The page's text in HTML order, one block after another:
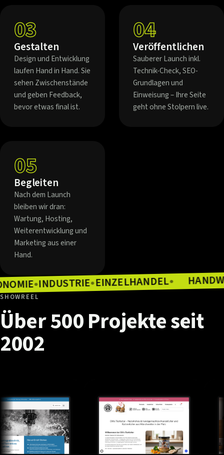
03
Gestalten
Design und Entwicklung
laufen Hand in Hand. Sie
sehen Zwischenstände
und geben Feedback,
bevor etwas final ist.
04
Veröffentlichen
Sauberer Launch inkl.
Technik-Check, SEO-
Grundlagen und
Einweisung – Ihre Seite
geht ohne Stolpern live.
05
Begleiten
Nach dem Launch
bleiben wir dran:
Wartung, Hosting,
Weiterentwicklung und
Marketing aus einer
Hand.
●INDUSTRIE●EINZELHANDEL●
SHOWREEL
Über500Projekteseit
2002